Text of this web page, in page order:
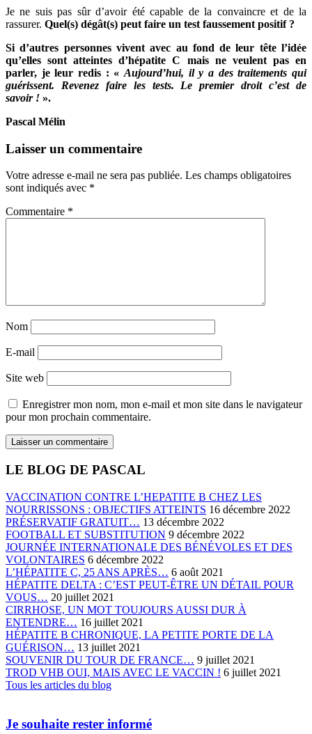
Je ne suis pas sûr d’avoir été capable de la convaincre et de la
rassurer. Quel(s) dégât(s) peut faire un test faussement positif ?
Si d’autres personnes vivent avec au fond de leur tête l’idée
qu’elles sont atteintes d’hépatite C mais ne veulent pas en
parler, je leur redis : « Aujourd’hui, il y a des traitements qui
guérissent. Revenez faire les tests. Le premier droit c’est de
savoir ! ».
Pascal Mélin
Laisser un commentaire
Votre adresse e-mail ne sera pas publiée. Les champs obligatoires
sont indiqués avec *
Commentaire *
Nom
E-mail
Site web
Enregistrer mon nom, mon e-mail et mon site dans le navigateur
pour mon prochain commentaire.
LE BLOG DE PASCAL
VACCINATION CONTRE L’HEPATITE B CHEZ LES
NOURRISSONS : OBJECTIFS ATTEINTS 16 décembre 2022
PRÉSERVATIF GRATUIT… 13 décembre 2022
FOOTBALL ET SUBSTITUTION 9 décembre 2022
JOURNÉE INTERNATIONALE DES BÉNÉVOLES ET DES
VOLONTAIRES 6 décembre 2022
L’HÉPATITE C, 25 ANS APRÈS… 6 août 2021
HÉPATITE DELTA : C’EST PEUT-ÊTRE UN DÉTAIL POUR
VOUS… 20 juillet 2021
CIRRHOSE, UN MOT TOUJOURS AUSSI DUR À
ENTENDRE… 16 juillet 2021
HÉPATITE B CHRONIQUE, LA PETITE PORTE DE LA
GUÉRISON… 13 juillet 2021
SOUVENIR DU TOUR DE FRANCE… 9 juillet 2021
TROD VHB OUI, MAIS AVEC LE VACCIN ! 6 juillet 2021
Tous les articles du blog
Je souhaite rester informé